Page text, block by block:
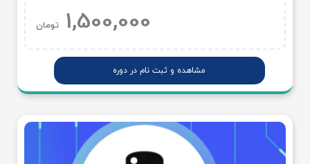
1,500,000 تومان
مشاهده و ثبت نام در دوره